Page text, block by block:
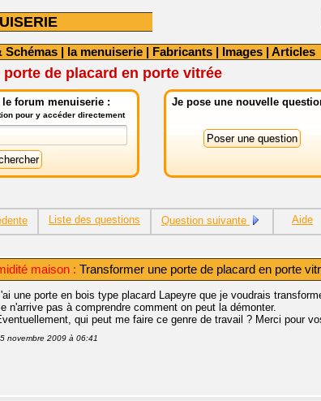
Schémas | la menuiserie | Fabricants | Images | Articles
de placard en porte vitrée
le forum menuiserie :
pour y accéder directement
Je pose une nouvelle
Liste des questions Question suivante Aide
maison : Transformer une porte de placard en porte
une porte en bois type placard Lapeyre que je voudrais
n'arrive pas à comprendre comment on peut la démonter.
qui peut me faire ce genre de travail ? Merci pour
novembre 2009 à 06:41